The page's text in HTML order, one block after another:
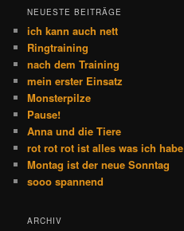
NEUESTE BEITRÄGE
ich kann auch nett
Ringtraining
nach dem Training
mein erster Einsatz
Monsterpilze
Pause!
Anna und die Tiere
rot rot rot ist alles was ich habe
Montag ist der neue Sonntag
sooo spannend
ARCHIV